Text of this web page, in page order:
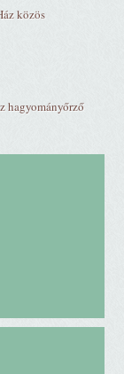
közös
hagyományőrző